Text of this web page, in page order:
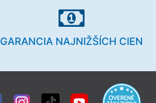
GARANCIA NAJNIŽŠÍCH CIEN